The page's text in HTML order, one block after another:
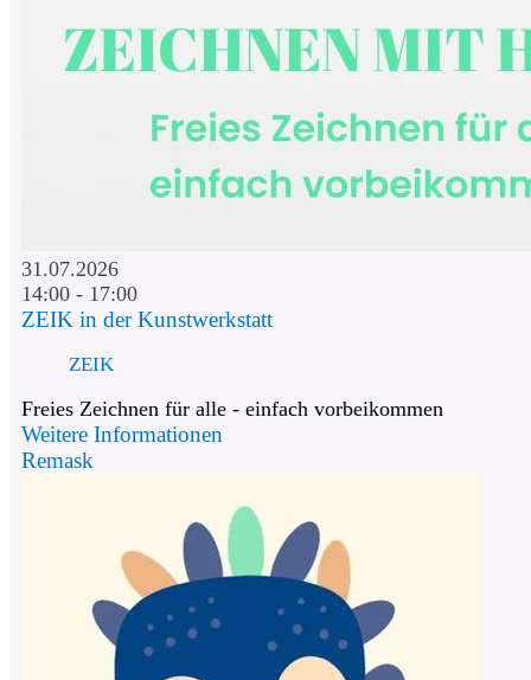
31.07.2026
14:00 - 17:00
ZEIK in der Kunstwerkstatt
ZEIK
Freies Zeichnen für alle - einfach vorbeikommen
Weitere Informationen
Remask